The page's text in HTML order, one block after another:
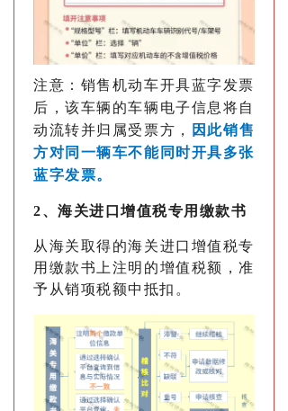
注意：销售机动车开具蓝字发票
后，该车辆的车辆电子信息将自
动流转并归属受票方，
因此销售
方对同一辆车不能同时开具多张
蓝字发票。
2、海关进口增值税专用缴款书
从海关取得的海关进口增值税专
用缴款书上注明的增值税额，准
予从销项税额中抵扣。